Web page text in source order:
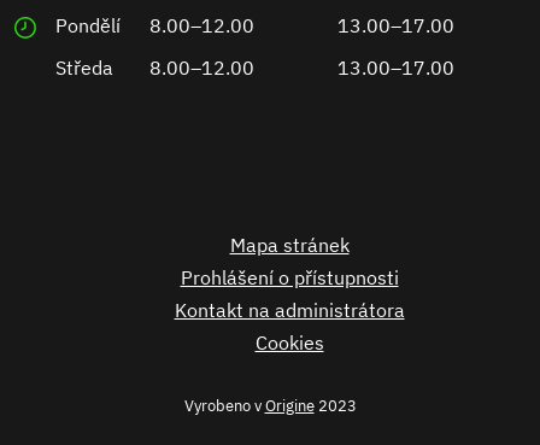
Pondělí 8.00–12.00
13.00–17.00
Středa
8.00–12.00 13.00–17.00
Mapa stránek
Prohlášení o přístupnosti
Kontakt na administrátora
Cookies
Vyrobeno vOrigine2023